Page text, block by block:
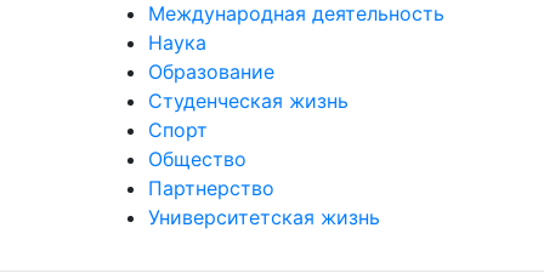
Международная деятельность
Наука
Образование
Студенческая жизнь
Спорт
Общество
Партнерство
Университетская жизнь